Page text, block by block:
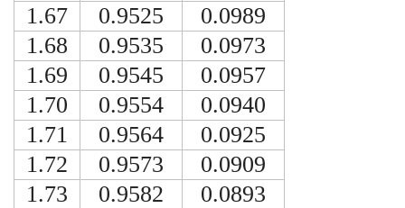
1.67
0.9525
0.0989
1.68
0.9535
0.0973
1.69
0.9545
0.0957
1.70
0.9554
0.0940
1.71
0.9564
0.0925
1.72
0.9573
0.0909
1.73
0.9582
0.0893